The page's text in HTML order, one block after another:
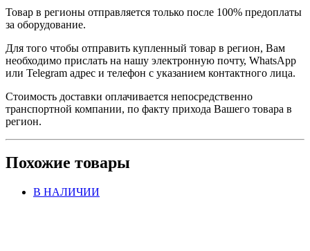
Товар в регионы отправляется только после 100% предоплаты
за оборудование.
Для того чтобы отправить купленный товар в регион, Вам
необходимо прислать на нашу электронную почту, WhatsApp
или Telegram адрес и телефон с указанием контактного лица.
Стоимость доставки оплачивается непосредственно
транспортной компании, по факту прихода Вашего товара в
регион.
Похожие товары
В НАЛИЧИИ